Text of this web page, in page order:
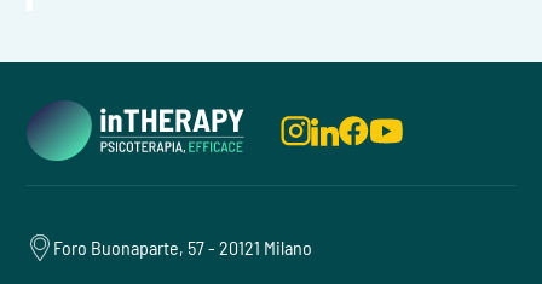
Foro Buonaparte, 57 - 20121 Milano